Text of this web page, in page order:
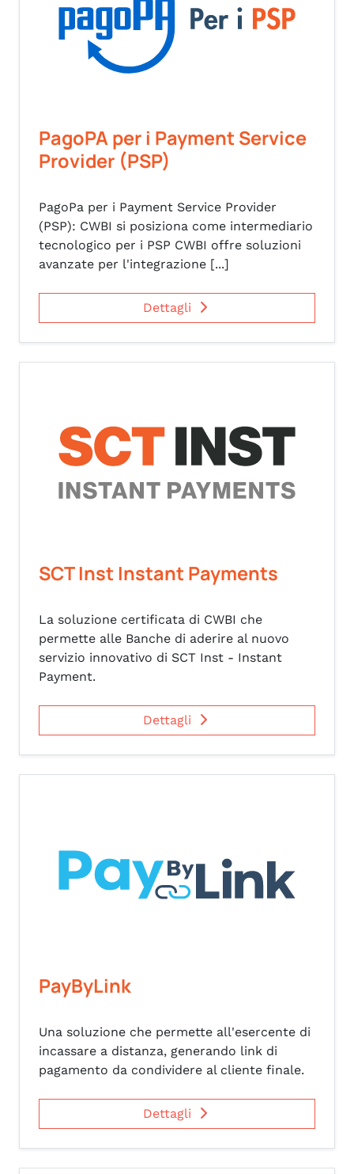
PagoPA per i Payment Service
Provider (PSP)
PagoPa per i Payment Service Provider
(PSP): CWBI si posiziona come intermediario
tecnologico per i PSP CWBI offre soluzioni
avanzate per l'integrazione [...]
Dettagli
SCT Inst Instant Payments
La soluzione certificata di CWBI che
permette alle Banche di aderire al nuovo
servizio innovativo di SCT Inst - Instant
Payment.
Dettagli
PayByLink
Una soluzione che permette all'esercente di
incassare a distanza, generando link di
pagamento da condividere al cliente finale.
Dettagli